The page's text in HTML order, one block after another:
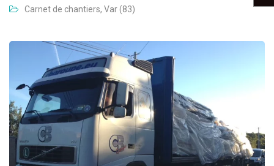
Carnet de chantiers, Var (83)